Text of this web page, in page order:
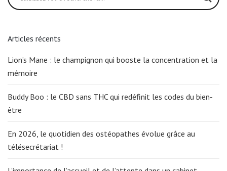
Articles récents
Lion’s Mane : le champignon qui booste la concentration et la
mémoire
Buddy Boo : le CBD sans THC qui redéfinit les codes du bien-
être
En 2026, le quotidien des ostéopathes évolue grâce au
télésecrétariat !